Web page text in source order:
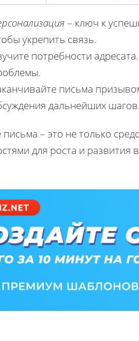
– ключ к
укрепить связь.
потребности
письма
дальнейших шагов.
– это не только
для роста и развития